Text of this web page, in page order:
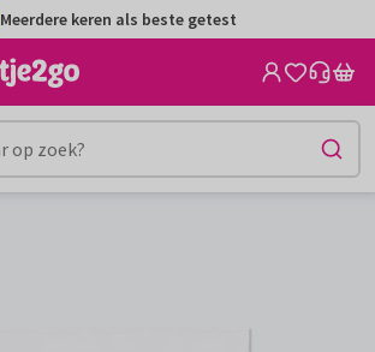
Meerdere keren als beste getest